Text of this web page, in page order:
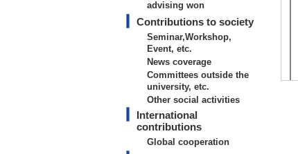
advising won
Contributions to society
Seminar,Workshop,
Event, etc.
News coverage
Committees outside the
university, etc.
Other social activities
International
contributions
Global cooperation